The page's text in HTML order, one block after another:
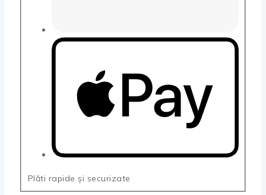
Plăti rapide și securizate